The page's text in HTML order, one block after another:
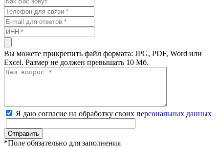
Вы можете прикрепить файл формата: JPG, PDF, Word или
Excel. Размер не должен превышать 10 Мб.
Я даю согласие на обработку своих персональных данных
*Поле обязательно для заполнения